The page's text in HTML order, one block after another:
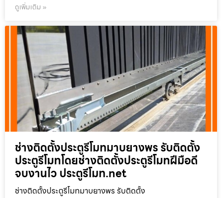
ดูเพิ่มเติม »
ช่างติดตั้งประตูรีโมทมาบยางพร รับติดตั้ง
ประตูรีโมทโดยช่างติดตั้งประตูรีโมทฝีมือดี
จบงานไว ประตูรีโมท.net
ช่างติดตั้งประตูรีโมทมาบยางพร รับติดตั้ง